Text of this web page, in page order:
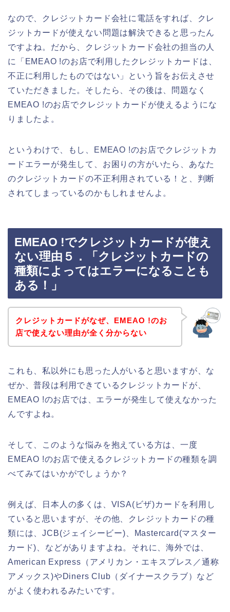
なので、クレジットカード会社に電話をすれば、クレ
ジットカードが使えない問題は解決できると思ったん
ですよね。だから、クレジットカード会社の担当の人
に「EMEAO !のお店で利用したクレジットカードは、
不正に利用したものではない」という旨をお伝えさせ
ていただきました。そしたら、その後は、問題なく
EMEAO !のお店でクレジットカードが使えるようにな
りましたよ。
というわけで、もし、EMEAO !のお店でクレジットカ
ードエラーが発生して、お困りの方がいたら、あなた
のクレジットカードの不正利用されている！と、判断
されてしまっているのかもしれませんよ。
EMEAO !でクレジットカードが使え
ない理由５．「クレジットカードの
種類によってはエラーになることも
ある！」
クレジットカードがなぜ、EMEAO !のお
店で使えない理由が全く分からない
これも、私以外にも思った人がいると思いますが、な
ぜか、普段は利用できているクレジットカードが、
EMEAO !のお店では、エラーが発生して使えなかった
んですよね。
そして、このような悩みを抱えている方は、一度
EMEAO !のお店で使えるクレジットカードの種類を調
べてみてはいかがでしょうか？
例えば、日本人の多くは、VISA(ビザ)カードを利用し
ていると思いますが、その他、クレジットカードの種
類には、JCB(ジェイシービー)、Mastercard(マスター
カード)、などがありますよね。それに、海外では、
American Express（アメリカン・エキスプレス／通称
アメックス)やDiners Club（ダイナースクラブ）など
がよく使われるみたいです。